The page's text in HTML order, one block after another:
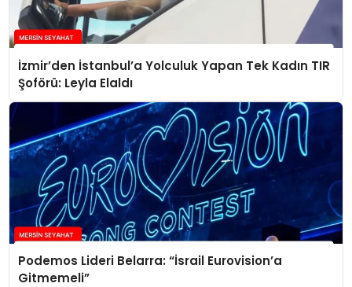
İzmir’den İstanbul’a Yolculuk Yapan Tek Kadın TIR
Şoförü: Leyla Elaldı
Podemos Lideri Belarra: “İsrail Eurovision’a
Gitmemeli”